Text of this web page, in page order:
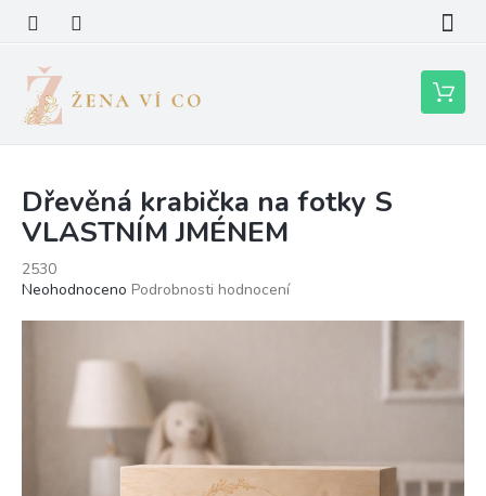
obsah
Nákupní
košík
Dřevěná krabička na fotky S
VLASTNÍM JMÉNEM
2530
Průměrné
hvězdiček.
Neohodnoceno Podrobnosti hodnocení